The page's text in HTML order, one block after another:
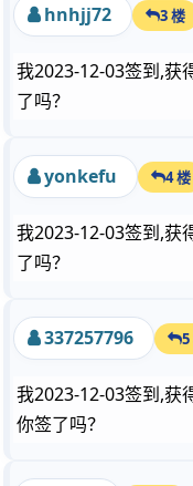
hnhjj72 3 楼
我2023-12-03签到,获
了吗？
yonkefu 4 楼
我2023-12-03签到,获
了吗？
337257796 5
我2023-12-03签到,获
你签了吗？